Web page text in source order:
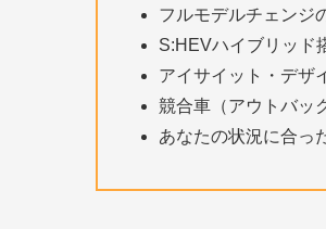
フルモデルチェンジ
S:HEVハイブリッド
アイサイット・デザ
競合車（アウトバッ
あなたの状況に合っ